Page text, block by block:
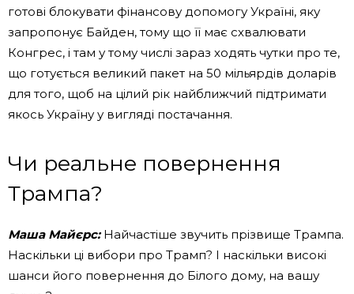
готові блокувати фінансову допомогу Україні, яку
запропонує Байден, тому що її має схвалювати
Конгрес, і там у тому числі зараз ходять чутки про те,
що готується великий пакет на 50 мільярдів доларів
для того, щоб на цілий рік найближчий підтримати
якось Україну у вигляді постачання.
Чи реальне повернення
Трампа?
Маша Майєрс:Найчастіше звучить прізвище Трампа.
Наскільки ці вибори про Трамп? І наскільки високі
шанси його повернення до Білого дому, на вашу